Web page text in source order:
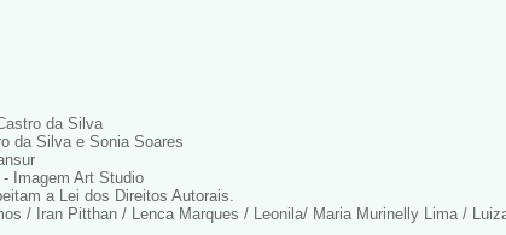
da Silva
da Silva e Sonia Soares
Imagem Art Studio
a Lei dos Direitos Autorais.
/ Iran Pitthan / Lenca Marques / Leonila/ Maria Murinelly Lima /